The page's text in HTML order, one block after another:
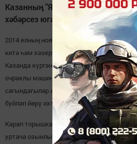
Казанның "Япеев" полиция бүлеге
хәбәрсез югалган 16 яшьлек
2014 елның ноябрь уртасында Ижауда
китә һәм хәзергә кадәр аның кайдалыгы
Казанда күргәннәр. Кайбер мәгълүматлар
очраклы машиналарга утырып - автостоп
сагындагылар аның шул рәвешле
буйлап йөрү ихтималын да кире какмый.
Карап торышка аңа 18 яшь бирергә була,
уртача озынлыкта - җилкәгә кадәр,